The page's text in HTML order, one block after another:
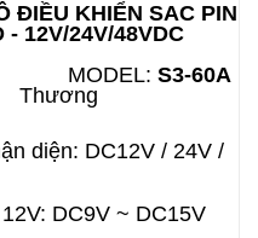
ĐIỀU KHIỂN SẠC PIN
- 12V/24V/48VDC
S3-60A
diện: DC12V / 24V /
~ DC15V